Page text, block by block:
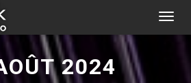
T
o
2024